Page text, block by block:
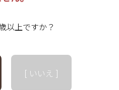
以上ですか？
[ いいえ ]